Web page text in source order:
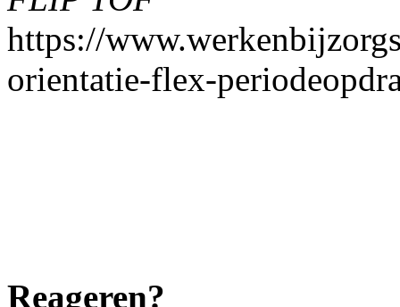
https://
orientatie-flex-
Reageren?